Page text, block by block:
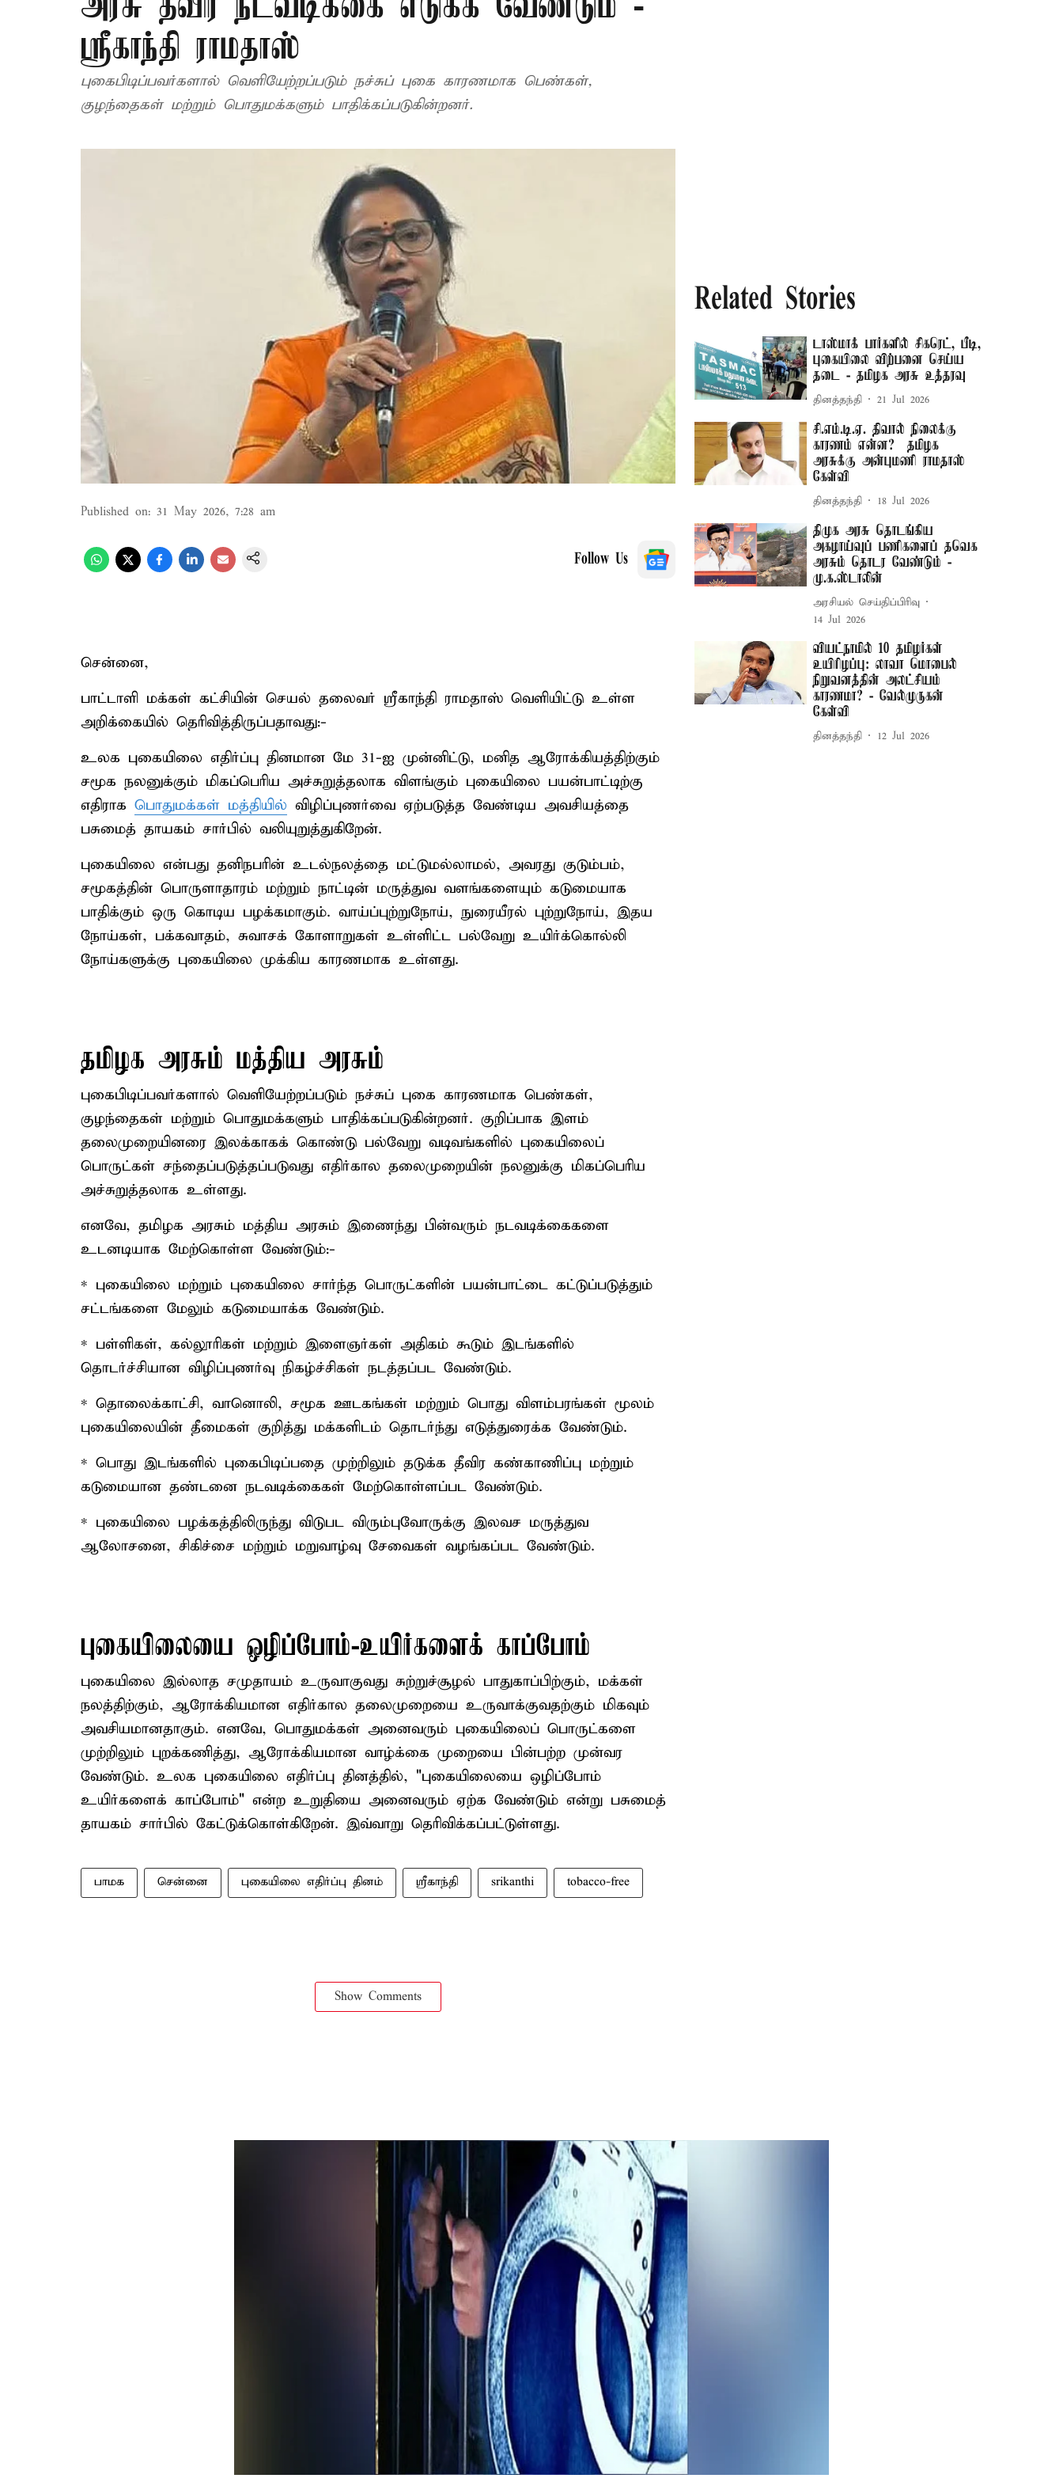
ஸ்ரீகாந்தி ராமதாஸ்
புகைபிடிப்பவர்களால் வெளியேற்றப்படும் நச்சுப் புகை காரணமாக பெண்கள்,
குழந்தைகள் மற்றும் பொதுமக்களும் பாதிக்கப்படுகின்றனர்.
Published on: 31 May 2026, 7:28 am
Follow Us
சென்னை,
பாட்டாளி மக்கள் கட்சியின் செயல் தலைவர் ஸ்ரீகாந்தி ராமதாஸ் வெளியிட்டு உள்ள
அறிக்கையில் தெரிவித்திருப்பதாவது:-
உலக புகையிலை எதிர்ப்பு தினமான மே 31-ஐ முன்னிட்டு, மனித ஆரோக்கியத்திற்கும்
சமூக நலனுக்கும் மிகப்பெரிய அச்சுறுத்தலாக விளங்கும் புகையிலை பயன்பாட்டிற்கு
எதிராக பொதுமக்கள் மத்தியில் விழிப்புணர்வை ஏற்படுத்த வேண்டிய அவசியத்தை
பசுமைத் தாயகம் சார்பில் வலியுறுத்துகிறேன்.
புகையிலை என்பது தனிநபரின் உடல்நலத்தை மட்டுமல்லாமல், அவரது குடும்பம்,
சமூகத்தின் பொருளாதாரம் மற்றும் நாட்டின் மருத்துவ வளங்களையும் கடுமையாக
பாதிக்கும் ஒரு கொடிய பழக்கமாகும். வாய்ப்புற்றுநோய், நுரையீரல் புற்றுநோய், இதய
நோய்கள், பக்கவாதம், சுவாசக் கோளாறுகள் உள்ளிட்ட பல்வேறு உயிர்க்கொல்லி
நோய்களுக்கு புகையிலை முக்கிய காரணமாக உள்ளது.
தமிழக அரசும் மத்திய அரசும்
புகைபிடிப்பவர்களால் வெளியேற்றப்படும் நச்சுப் புகை காரணமாக பெண்கள்,
குழந்தைகள் மற்றும் பொதுமக்களும் பாதிக்கப்படுகின்றனர். குறிப்பாக இளம்
தலைமுறையினரை இலக்காகக் கொண்டு பல்வேறு வடிவங்களில் புகையிலைப்
பொருட்கள் சந்தைப்படுத்தப்படுவது எதிர்கால தலைமுறையின் நலனுக்கு மிகப்பெரிய
அச்சுறுத்தலாக உள்ளது.
எனவே, தமிழக அரசும் மத்திய அரசும் இணைந்து பின்வரும் நடவடிக்கைகளை
உடனடியாக மேற்கொள்ள வேண்டும்:-
* புகையிலை மற்றும் புகையிலை சார்ந்த பொருட்களின் பயன்பாட்டை கட்டுப்படுத்தும்
சட்டங்களை மேலும் கடுமையாக்க வேண்டும்.
* பள்ளிகள், கல்லூரிகள் மற்றும் இளைஞர்கள் அதிகம் கூடும் இடங்களில்
தொடர்ச்சியான விழிப்புணர்வு நிகழ்ச்சிகள் நடத்தப்பட வேண்டும்.
* தொலைக்காட்சி, வானொலி, சமூக ஊடகங்கள் மற்றும் பொது விளம்பரங்கள் மூலம்
புகையிலையின் தீமைகள் குறித்து மக்களிடம் தொடர்ந்து எடுத்துரைக்க வேண்டும்.
* பொது இடங்களில் புகைபிடிப்பதை முற்றிலும் தடுக்க தீவிர கண்காணிப்பு மற்றும்
கடுமையான தண்டனை நடவடிக்கைகள் மேற்கொள்ளப்பட வேண்டும்.
* புகையிலை பழக்கத்திலிருந்து விடுபட விரும்புவோருக்கு இலவச மருத்துவ
ஆலோசனை, சிகிச்சை மற்றும் மறுவாழ்வு சேவைகள் வழங்கப்பட வேண்டும்.
புகையிலையை ஒழிப்போம்-உயிர்களைக் காப்போம்
புகையிலை இல்லாத சமுதாயம் உருவாகுவது சுற்றுச்சூழல் பாதுகாப்பிற்கும், மக்கள்
நலத்திற்கும், ஆரோக்கியமான எதிர்கால தலைமுறையை உருவாக்குவதற்கும் மிகவும்
அவசியமானதாகும். எனவே, பொதுமக்கள் அனைவரும் புகையிலைப் பொருட்களை
முற்றிலும் புறக்கணித்து, ஆரோக்கியமான வாழ்க்கை முறையை பின்பற்ற முன்வர
வேண்டும். உலக புகையிலை எதிர்ப்பு தினத்தில், "புகையிலையை ஒழிப்போம் –
உயிர்களைக் காப்போம்" என்ற உறுதியை அனைவரும் ஏற்க வேண்டும் என்று பசுமைத்
தாயகம் சார்பில் கேட்டுக்கொள்கிறேன். இவ்வாறு தெரிவிக்கப்பட்டுள்ளது.
பாமக சென்னை புகையிலை எதிர்ப்பு தினம் ஸ்ரீகாந்தி srikanthi tobacco-free
Show Comments
Related Stories
டாஸ்மாக் பார்களில் சிகரெட், பீடி,
புகையிலை விற்பனை செய்ய
தடை - தமிழக அரசு உத்தரவு
தினத்தந்தி 21 Jul 2026
சி.எம்.டி.ஏ. திவால் நிலைக்கு
காரணம் என்ன? – தமிழக
அரசுக்கு அன்புமணி ராமதாஸ்
கேள்வி
தினத்தந்தி 18 Jul 2026
திமுக அரசு தொடங்கிய
அகழாய்வுப் பணிகளைப் தவெக
அரசும் தொடர வேண்டும் -
மு.க.ஸ்டாலின்
அரசியல் செய்திப்பிரிவு
14 Jul 2026
வியட்நாமில் 10 தமிழர்கள்
உயிரிழப்பு: லாவா மொபைல்
நிறுவனத்தின் அலட்சியம்
காரணமா? - வேல்முருகன்
கேள்வி
தினத்தந்தி 12 Jul 2026